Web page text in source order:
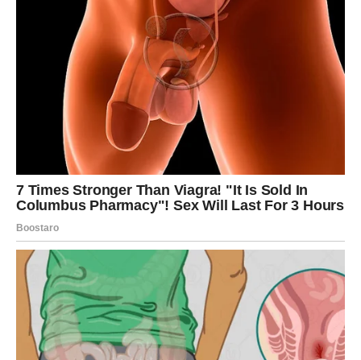
ŠKORPIJA
Škorpije prolaze kroz period duboke transformacije. Prvi
dan donosi jake emocije, drugi dan suočavanje sa
istinom, a treći dan oslobađanje.
U ljubavi, istina izlazi na videlo. Slobodne Škorpije mogu
doživeti karmički susret. Na poslu, čuvajte svoje planove
za sebe.
Poruka perioda:
postaje lakša.
STRELAC
Strelčevi u naredna tri dana osećaju potrebu za